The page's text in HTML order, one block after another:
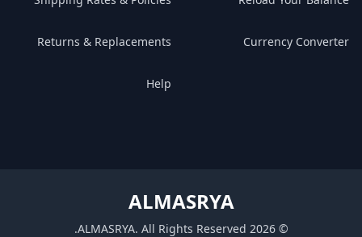
Currency Converter
Returns & Replacements
Help
ALMASRYA
©
2026
ALMASRYA. All Rights Reserved
.